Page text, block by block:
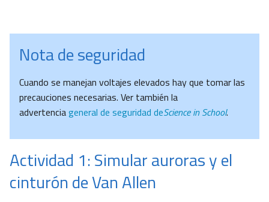
Nota de seguridad
Cuando se manejan voltajes elevados hay que tomar las
precauciones necesarias. Ver también la
advertenciageneral de seguridad deScience in School.
Actividad 1: Simular auroras y el
cinturón de Van Allen